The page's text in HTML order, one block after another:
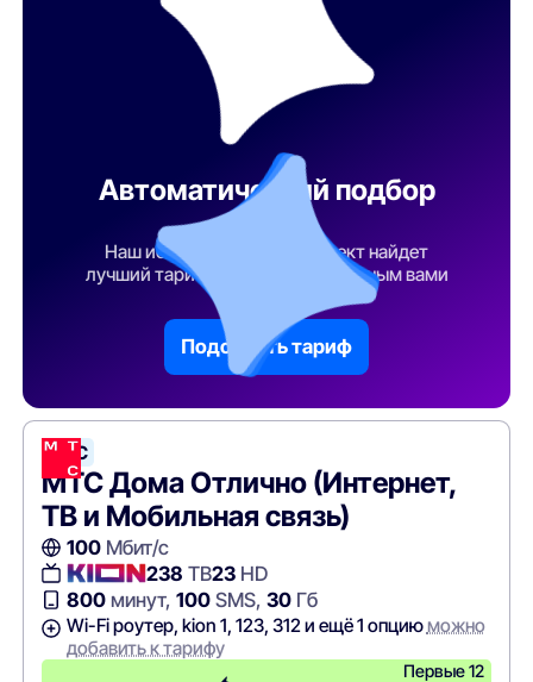
Автоматический подбор
тарифа
Наш искусственный интеллект найдет
лучший тарифный план по указанным вами
Подобрать тариф
МТС
МТС Дома Отлично (Интернет,
ТВ и Мобильная связь)
100Мбит/с
238 ТВ23HD
800минут, 100SMS, 30Гб
Wi-Fi роутер, kion 1, 123, 312 и ещё 1 опциюможно
добавить к тарифу
Первые 12